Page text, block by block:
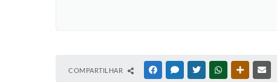
COMPARTILHAR FACEBOOKMESSENGER
TWITTERWHATSAPPOUTRAS